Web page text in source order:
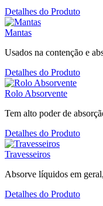
Detalhes do Produto
Mantas
Usados na contenção e
Detalhes do Produto
Rolo Absorvente
Tem alto poder de
Detalhes do Produto
Travesseiros
Absorve líquidos em
Detalhes do Produto